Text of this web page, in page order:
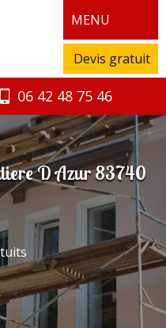
MENU
Devis gratuit
06 42 48 75 46
D Azur 83740